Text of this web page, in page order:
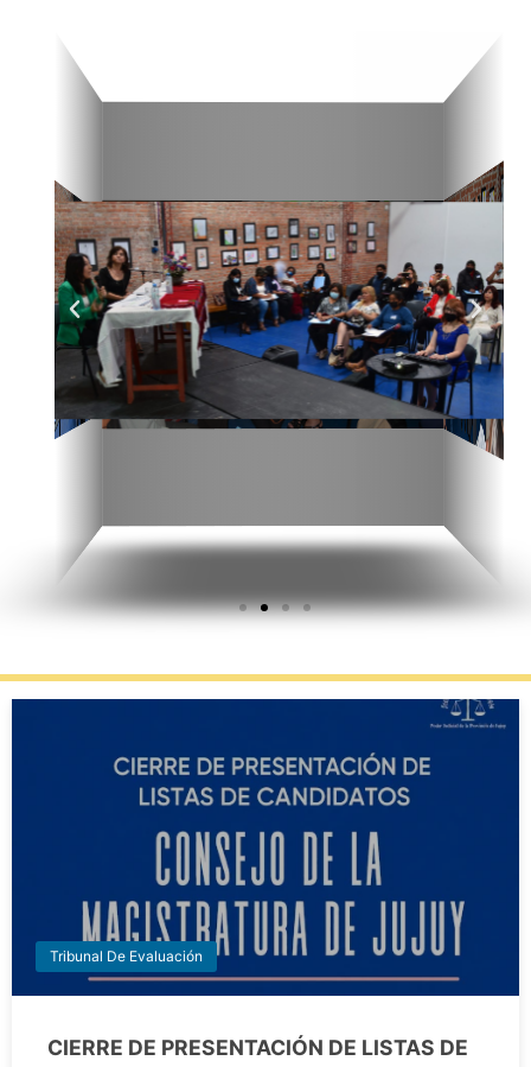
Tribunal De Evaluación
CIERRE DE PRESENTACIÓN DE LISTAS DE